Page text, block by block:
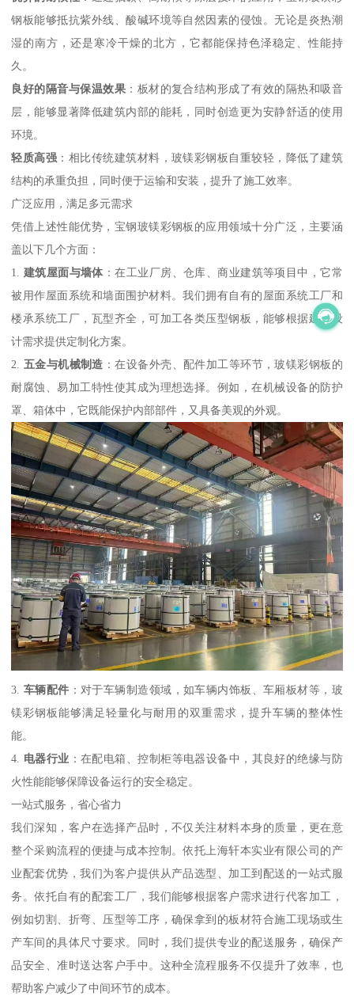
钢板能够抵抗紫外线、酸碱环境等自然因素的侵蚀。无论是炎热潮
湿的南方，还是寒冷干燥的北方，它都能保持色泽稳定、性能持
久。
良好的隔音与保温效果 ：板材的复合结构形成了有效的隔热和吸音
层，能够显著降低建筑内部的能耗，同时创造更为安静舒适的使用
环境。
轻质高强 ：相比传统建筑材料，玻镁彩钢板自重较轻，降低了建筑
结构的承重负担，同时便于运输和安装，提升了施工效率。
广泛应用，满足多元需求
凭借上述性能优势，宝钢玻镁彩钢板的应用领域十分广泛，主要涵
盖以下几个方面：
1. 建筑屋面与墙体：在工业厂房、仓库、商业建筑等项目中，它常
被用作屋面系统和墙面围护材料。我们拥有自有的屋面系统工厂和
楼承系统工厂，瓦型齐全，可加工各类压型钢板，能够根据建筑设
计需求提供定制化方案。
2. 五金与机械制造 ：在设备外壳、配件加工等环节，玻镁彩钢板的
耐腐蚀、易加工特性使其成为理想选择。例如，在机械设备的防护
罩、箱体中，它既能保护内部部件，又具备美观的外观。
3. 车辆配件 ：对于车辆制造领域，如车辆内饰板、车厢板材等，玻
镁彩钢板能够满足轻量化与耐用的双重需求，提升车辆的整体性
能。
4. 电器行业 ：在配电箱、控制柜等电器设备中，其良好的绝缘与防
火性能能够保障设备运行的安全稳定。
一站式服务，省心省力
我们深知，客户在选择产品时，不仅关注材料本身的质量，更在意
整个采购流程的便捷与成本控制。依托上海轩本实业有限公司的产
业配套优势，我们为客户提供从产品选型、加工到配送的一站式服
务。依托自有的配套工厂，我们能够根据客户需求进行代客加工，
例如切割、折弯、压型等工序，确保拿到的板材符合施工现场或生
产车间的具体尺寸要求。同时，我们提供专业的配送服务，确保产
品安全、准时送达客户手中。这种全流程服务不仅提升了效率，也
帮助客户减少了中间环节的成本。